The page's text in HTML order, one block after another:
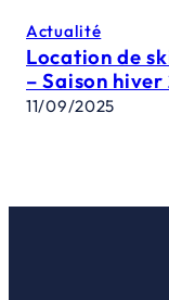
Actualité
Location de
– Saison
11/09/2025